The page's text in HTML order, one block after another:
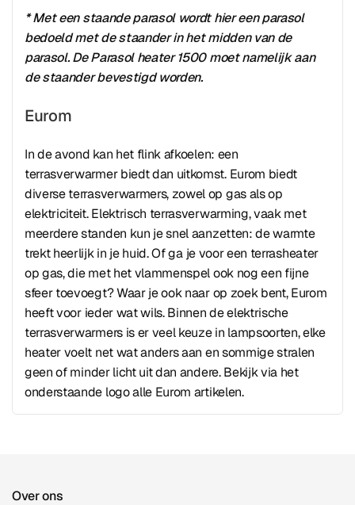
* Met een staande parasol wordt hier een parasol
bedoeld met de staander in het midden van de
parasol. De Parasol heater 1500 moet namelijk aan
de staander bevestigd worden.
Eurom
In de avond kan het flink afkoelen: een
terrasverwarmer biedt dan uitkomst. Eurom biedt
diverse terrasverwarmers, zowel op gas als op
elektriciteit. Elektrisch terrasverwarming, vaak met
meerdere standen kun je snel aanzetten: de warmte
trekt heerlijk in je huid. Of ga je voor een terrasheater
op gas, die met het vlammenspel ook nog een fijne
sfeer toevoegt? Waar je ook naar op zoek bent, Eurom
heeft voor ieder wat wils. Binnen de elektrische
terrasverwarmers is er veel keuze in lampsoorten, elke
heater voelt net wat anders aan en sommige stralen
geen of minder licht uit dan andere. Bekijk via het
onderstaande logo alle Eurom artikelen.
Over ons